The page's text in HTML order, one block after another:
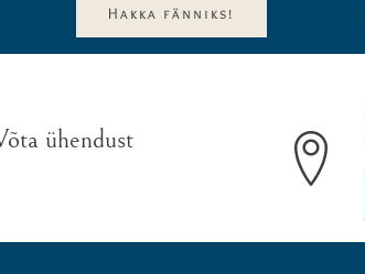
Hakka fänniks!
ühendust